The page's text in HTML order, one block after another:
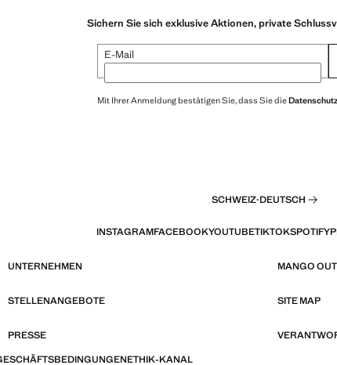
Sichern Sie sich exklusive Aktionen, private
E-Mail
Mit Ihrer Anmeldung bestätigen Sie, dass Sie die
SCHWEIZ·DEUTSCH
INSTAGRAMFACEBOOKYOUTUBETIKTOKSPOTIFY
UNTERNEHMEN MANGO
STELLENANGEBOTE SITE MAP
PRESSE
ETHIK-KANAL